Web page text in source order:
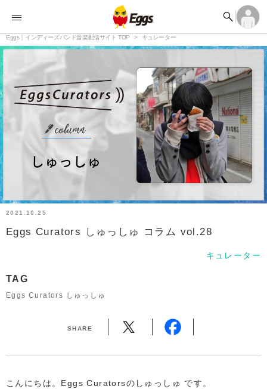


ランキング 
記事 
タイムライン 
ライブ情報 
楽曲アップロード 
ログイン
アカウント登録
ログイン
アカウント登録
Eggs｜インディーズバンド音楽配信サイト TOP キュレーター
2021.10.25
Eggs Curators しゅっしゅ コラム vol.28
キュレーター
TAG
Eggs Curators しゅっしゅ
SHARE
こんにちは。Eggs Curatorsのしゅっしゅ です。